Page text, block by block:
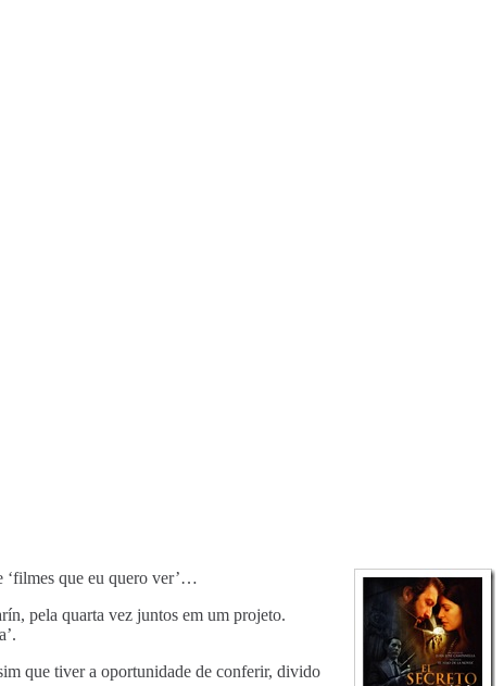
‘filmes que eu quero ver’…
pela quarta vez juntos em um projeto.
que tiver a oportunidade de conferir, divido